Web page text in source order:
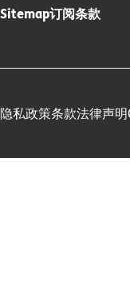
Sitemap订阅条款
隐私政策条款法律声明